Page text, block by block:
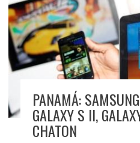
PANAMÁ:
GALAXY S II,
CHATON